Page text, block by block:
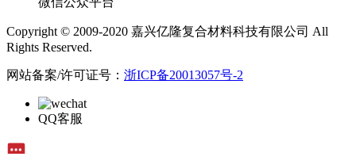
Copyright © 2009-2020 嘉兴亿隆复合材料科技有限公司 All
Rights Reserved.
网站备案/许可证号： 浙ICP备20013057号-2
QQ客服